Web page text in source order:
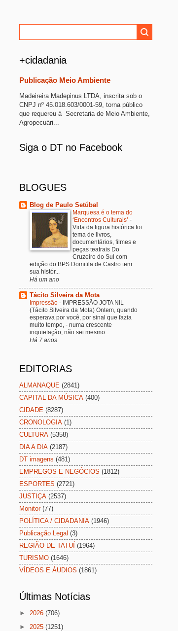
+cidadania
Publicação Meio Ambiente
Madeireira Madepinus LTDA, inscrita sob o
CNPJ nº 45.018.603/0001-59, torna público
que requereu à Secretaria de Meio Ambiente,
Agropecuári...
Siga o DT no Facebook
BLOGUES
Blog de Paulo Setúbal
Marquesa é o tema do
‘Encontros Culturais’ -
Vida da figura histórica foi
tema de livros,
documentários, filmes e
peças teatrais Do
Cruzeiro do Sul com
edição do BPS Domitila de Castro tem
sua histór...
Há um ano
Tácito Silveira da Mota
Impressão - IMPRESSÃO JOTA NIL
(Tácito Silveira da Mota) Ontem, quando
esperava por você, por sinal que fazia
muito tempo, - numa crescente
inquietação, não sei mesmo...
Há 7 anos
EDITORIAS
ALMANAQUE (2841)
CAPITAL DA MÚSICA (400)
CIDADE (8287)
CRONOLOGIA (1)
CULTURA (5358)
DIA A DIA (2187)
DT imagens (481)
EMPREGOS E NEGÓCIOS (1812)
ESPORTES (2721)
JUSTIÇA (2537)
Monitor (77)
POLÍTICA / CIDADANIA (1946)
Publicação Legal (3)
REGIÃO DE TATUÍ (1964)
TURISMO (1646)
VÍDEOS E ÁUDIOS (1861)
Últimas Notícias
► 2026 (706)
► 2025 (1251)